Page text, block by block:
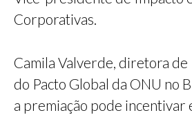
Corporativas.
Camila Valverde, diretora de
do Pacto Global da ONU no
a premiação pode incentivar